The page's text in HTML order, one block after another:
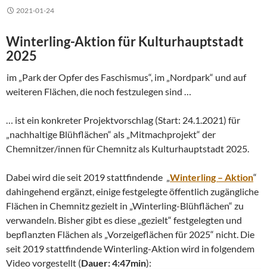
2021-01-24
Winterling-Aktion für Kulturhauptstadt
2025
im „Park der Opfer des Faschismus“, im „Nordpark“ und auf
weiteren Flächen, die noch festzulegen sind …
… ist ein konkreter Projektvorschlag (Start: 24.1.2021) für
„nachhaltige Blühflächen“ als „Mitmachprojekt“ der
Chemnitzer/innen für Chemnitz als Kulturhauptstadt 2025.
Dabei wird die seit 2019 stattfindende „ Winterling – Aktion“
dahingehend ergänzt, einige festgelegte öffentlich zugängliche
Flächen in Chemnitz gezielt in „Winterling-Blühflächen“ zu
verwandeln. Bisher gibt es diese „gezielt“ festgelegten und
bepflanzten Flächen als „Vorzeigeflächen für 2025“ nicht. Die
seit 2019 stattfindende Winterling-Aktion wird in folgendem
Video vorgestellt (Dauer: 4:47min):